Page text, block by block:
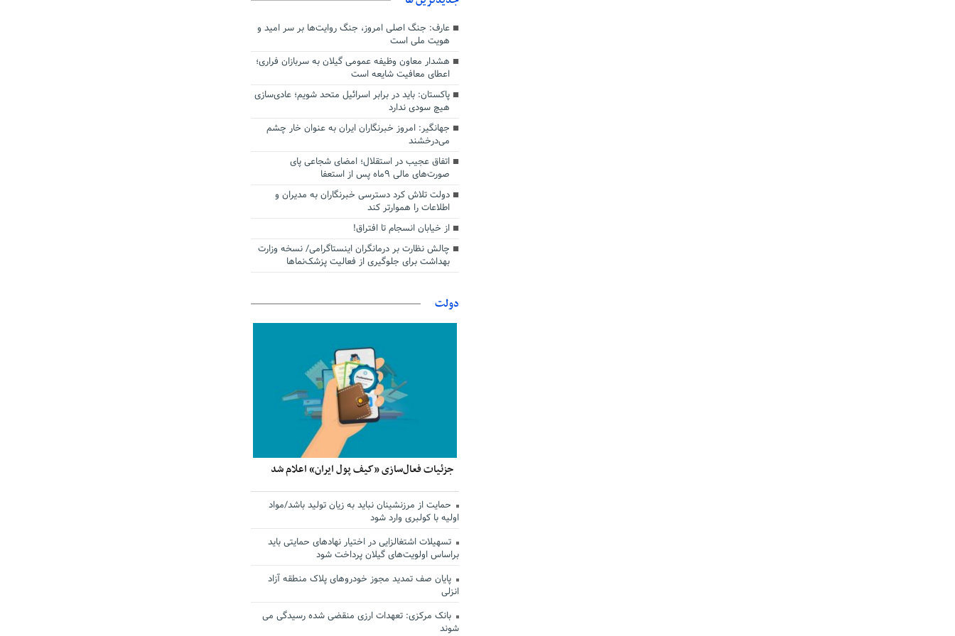
عارف: جنگ اصلی امروز، جنگ روایت‌ها بر سر امید و
هویت ملی است
هشدار معاون وظیفه عمومی گیلان به سربازان فراری؛
اعطای معافیت شایعه است
پاکستان: باید در برابر اسرائیل متحد شویم؛ عادی‌سازی
هیچ سودی ندارد
جهانگیر: امروز خبرنگاران ایران به عنوان خار چشم
می‌درخشند
اتفاق عجیب در استقلال؛ امضای شجاعی پای
صورت‌های مالی ٩ماه پس از استعفا
دولت تلاش کرد دسترسی خبرنگاران به مدیران و
اطلاعات را هموارتر کند
از خیابان انسجام تا افتراق!
چالش نظارت بر درمانگران اینستاگرامی/ نسخه وزارت
بهداشت برای جلوگیری از فعالیت پزشک‌نماها
دولت
جزئیات فعال‌سازی «کیف پول ایران» اعلام شد
حمایت از مرزنشینان نباید به زیان تولید باشد/مواد
اولیه با کولبری وارد شود
تسهیلات اشتغالزایی در اختیار نهادهای حمایتی باید
براساس اولویت‌های گیلان پرداخت شود
پایان صف تمدید مجوز خودروهای پلاک منطقه آزاد
انزلی
بانک مرکزی: تعهدات ارزی منقضی شده رسیدگی می
شوند